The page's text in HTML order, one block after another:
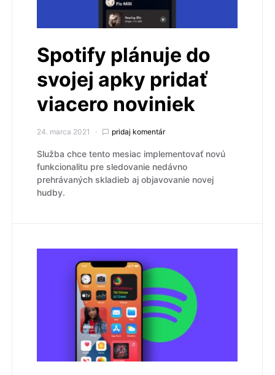
Spotify plánuje do
svojej apky pridať
viacero noviniek
24. marca 2021 pridaj komentár
Služba chce tento mesiac implementovať novú
funkcionalitu pre sledovanie nedávno
prehrávaných skladieb aj objavovanie novej
hudby.